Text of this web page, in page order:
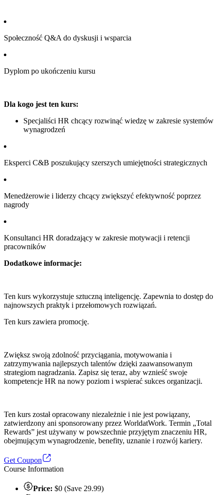
Społeczność Q&A do dyskusji i wsparcia
Dyplom po ukończeniu kursu
Dla kogo jest ten kurs:
Specjaliści HR chcący rozwinąć wiedzę w zakresie systemów
wynagrodzeń
Eksperci C&B poszukujący szerszych umiejętności strategicznych
Menedżerowie i liderzy chcący zwiększyć efektywność poprzez
nagrody
Konsultanci HR doradzający w zakresie motywacji i retencji
pracowników
Dodatkowe informacje:
Ten kurs wykorzystuje sztuczną inteligencję. Zapewnia to dostęp do
najnowszych praktyk i przełomowych rozwiązań.
Ten kurs zawiera promocję.
Zwiększ swoją zdolność przyciągania, motywowania i
zatrzymywania najlepszych talentów dzięki zaawansowanym
strategiom nagradzania. Zapisz się teraz, aby wznieść swoje
kompetencje HR na nowy poziom i wspierać sukces organizacji.
Ten kurs został opracowany niezależnie i nie jest powiązany,
zatwierdzony ani sponsorowany przez WorldatWork. Termin „Total
Rewards” jest używany w powszechnie przyjętym znaczeniu HR,
obejmującym wynagrodzenie, benefity, uznanie i rozwój kariery.
Get Coupon
Course Information
Price: $0 (Save 29.99)